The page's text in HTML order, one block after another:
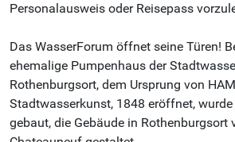
Personalausweis oder Reisepass
Das WasserForum öffnet seine Türen!
ehemalige Pumpenhaus der
Rothenburgsort, dem Ursprung von
Stadtwasserkunst, 1848 eröffnet,
gebaut, die Gebäude in Rothenburgsort